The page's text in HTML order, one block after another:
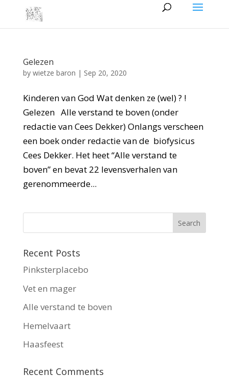
Gelezen
by wietze baron | Sep 20, 2020
Kinderen van God Wat denken ze (wel) ? !
Gelezen Alle verstand te boven (onder
redactie van Cees Dekker) Onlangs verscheen
een boek onder redactie van de biofysicus
Cees Dekker. Het heet “Alle verstand te
boven” en bevat 22 levensverhalen van
gerenommeerde...
Recent Posts
Pinksterplacebo
Vet en mager
Alle verstand te boven
Hemelvaart
Haasfeest
Recent Comments